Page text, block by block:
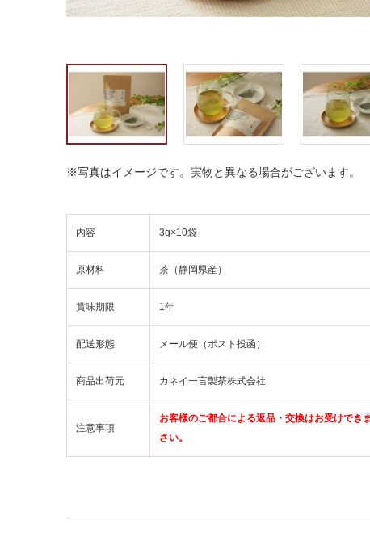
※写真はイメージです。実物と異なる場合がございます。
内容 3g×10袋
原材料 茶（静岡県産）
賞味期限 1年
配送形態 メール便（ポスト投函）
商品出荷元 カネイ一言製茶株式会社
注意事項
お客様のご都合による返品・交換はお受けでき
さい。